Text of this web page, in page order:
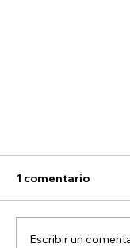
1 comentario
Escribir un